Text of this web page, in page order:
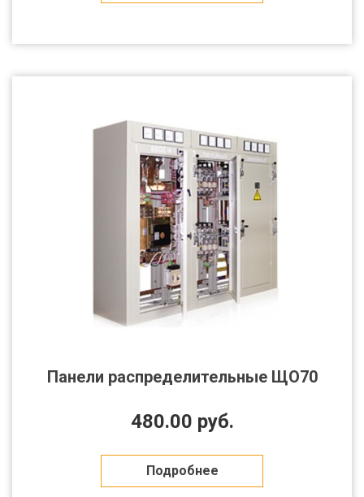
Панели распределительные ЩО70
480.00 руб.
Подробнее